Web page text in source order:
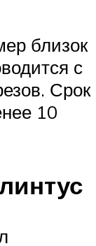
близок
с
Срок
10